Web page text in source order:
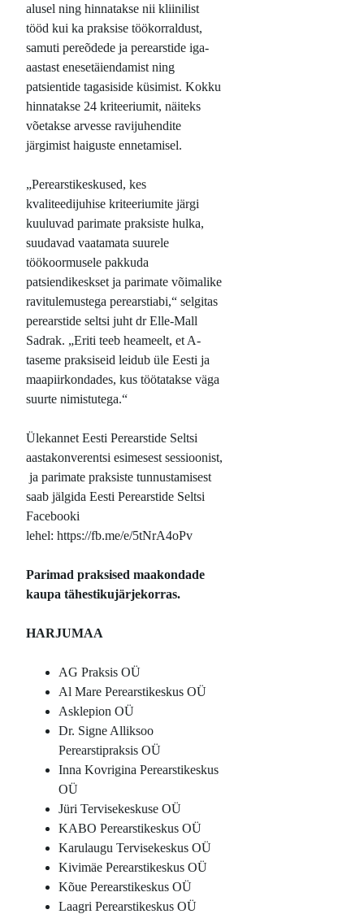
alusel ning hinnatakse nii kliinilist
tööd kui ka praksise töökorraldust,
samuti pereõdede ja perearstide iga-
aastast enesetäiendamist ning
patsientide tagasiside küsimist. Kokku
hinnatakse 24 kriteeriumit, näiteks
võetakse arvesse ravijuhendite
järgimist haiguste ennetamisel.
„Perearstikeskused, kes
kvaliteedijuhise kriteeriumite järgi
kuuluvad parimate praksiste hulka,
suudavad vaatamata suurele
töökoormusele pakkuda
patsiendikeskset ja parimate võimalike
ravitulemustega perearstiabi,“ selgitas
perearstide seltsi juht dr Elle-Mall
Sadrak. „Eriti teeb heameelt, et A-
taseme praksiseid leidub üle Eesti ja
maapiirkondades, kus töötatakse väga
suurte nimistutega.“
Ülekannet Eesti Perearstide Seltsi
aastakonverentsi esimesest sessioonist,
ja parimate praksiste tunnustamisest
saab jälgida Eesti Perearstide Seltsi
Facebooki
lehel: https://fb.me/e/5tNrA4oPv
Parimad praksised maakondade
kaupa tähestikujärjekorras.
HARJUMAA
AG Praksis OÜ
Al Mare Perearstikeskus OÜ
Asklepion OÜ
Dr. Signe Alliksoo
Perearstipraksis OÜ
Inna Kovrigina Perearstikeskus
OÜ
Jüri Tervisekeskuse OÜ
KABO Perearstikeskus OÜ
Karulaugu Tervisekeskus OÜ
Kivimäe Perearstikeskus OÜ
Kõue Perearstikeskus OÜ
Laagri Perearstikeskus OÜ